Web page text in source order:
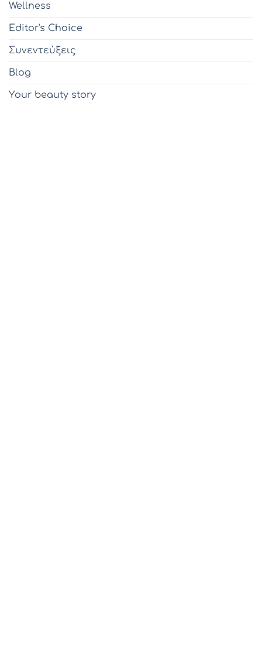
Wellness
Editor's Choice
Συνεντεύξεις
Blog
Υour beauty story